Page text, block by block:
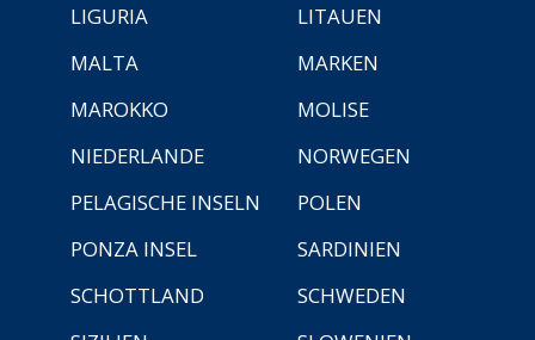
LIGURIA
LITAUEN
MALTA
MARKEN
MAROKKO
MOLISE
NIEDERLANDE
NORWEGEN
PELAGISCHE INSELN
POLEN
PONZA INSEL
SARDINIEN
SCHOTTLAND
SCHWEDEN